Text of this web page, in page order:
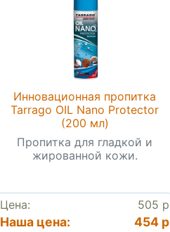
Инновационная пропитка
Tarrago OIL Nano Protector
(200 мл)
Пропитка для гладкой и
жированной кожи.
Цена: 505 р
Наша цена: 454 р